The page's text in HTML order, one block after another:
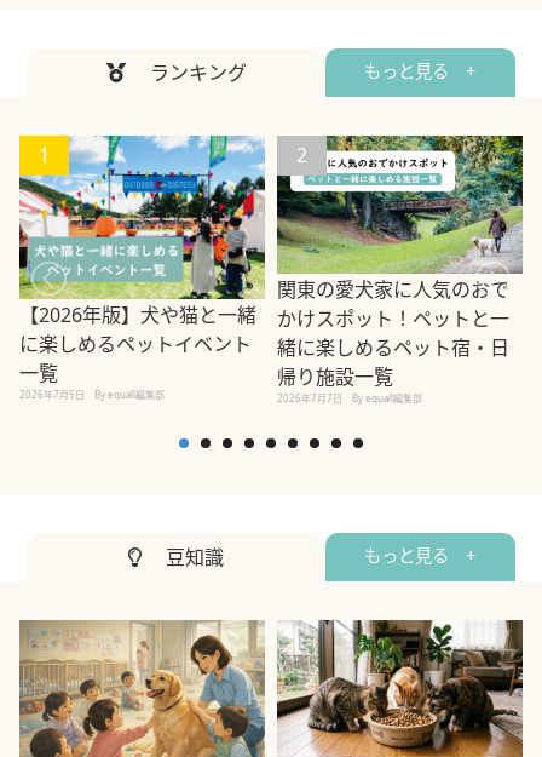
ランキング もっと見る +
1
【2026年版】犬や猫と一緒
に楽しめるペットイベント
一覧
2026年7月5日 By equall編集部
2
関東の愛犬家に人気のおで
かけスポット！ペットと一
緒に楽しめるペット宿・日
帰り施設一覧
2026年7月7日 By equall編集部
豆知識 もっと見る +